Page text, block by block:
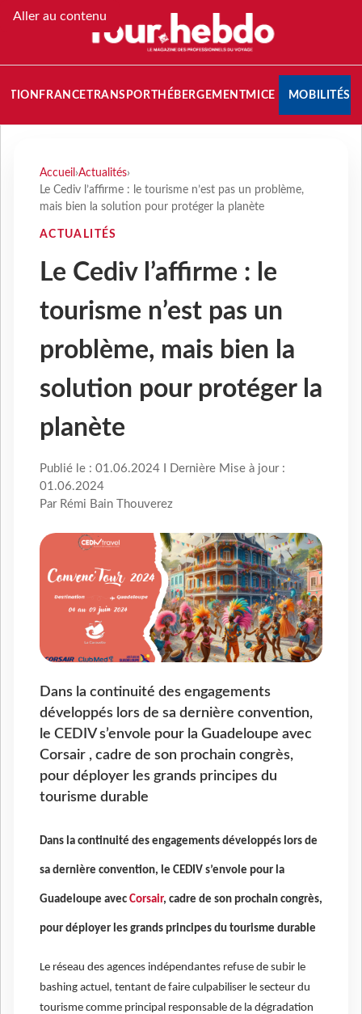
Aller au contenu
FRANCETRANSPORT HÉBERGEMENTMICE MOBILITÉS
Accueil ›Actualités›
Le Cediv l’affirme : le tourisme n’est pas un problème,
mais bien la solution pour protéger la planète
ACTUALITÉS
Le Cediv l’affirme : le
tourisme n’est pas un
problème, mais bien la
solution pour protéger la
planète
Publié le : 01.06.2024 I Dernière Mise à jour :
01.06.2024
Par Rémi Bain Thouverez
Dans la continuité des engagements
développés lors de sa dernière convention,
le CEDIV s’envole pour la Guadeloupe avec
Corsair , cadre de son prochain congrès,
pour déployer les grands principes du
tourisme durable
Dans la continuité des engagements développés lors de
sa dernière convention, le CEDIV s’envole pour la
Guadeloupe avec Corsair, cadre de son prochain congrès,
pour déployer les grands principes du tourisme durable
Le réseau des agences indépendantes refuse de subir le
bashing actuel, tentant de faire culpabiliser le secteur du
tourisme comme principal responsable de la dégradation